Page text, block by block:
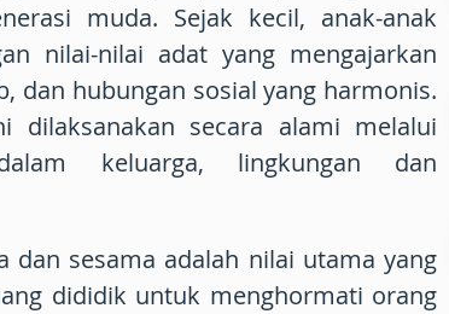
muda. Sejak kecil, anak-anak
nilai-nilai adat yang mengajarkan
dan hubungan sosial yang harmonis.
dilaksanakan secara alami melalui
keluarga, lingkungan dan
dan sesama adalah nilai utama yang
dididik untuk menghormati orang